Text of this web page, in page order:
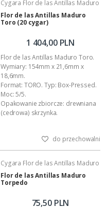
(pełen opis znajdziesz tutaj ...)
Cygara Flor de las Antillas Maduro
Flor de las Antillas Maduro
Toro (20 cygar)
1 404,00 PLN
Flor de las Antillas Maduro Toro.
Wymiary: 154mm x 21,6mm x
18,6mm.
Format: TORO. Typ: Box-Pressed.
Moc: 5/5.
Opakowanie zbiorcze: drewniana
(cedrowa) skrzynka.
Podana wartość to: cena za 20
cygar w ozdobnym pudełku.
(pełen opis znajdziesz tutaj ...)
do przechowalni
Cygara Flor de las Antillas Maduro
Flor de las Antillas Maduro
Torpedo
75,50 PLN